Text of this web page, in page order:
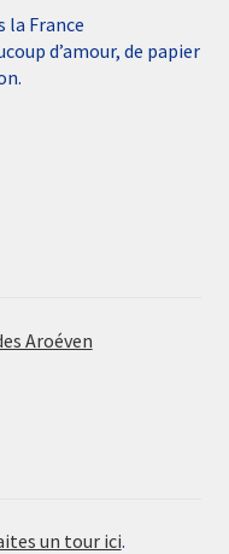
la France
d’amour, de papier
un tour ici.